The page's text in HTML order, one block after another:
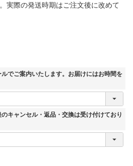
実際の発送時期はご注文後に改めて
でご案内いたします。お届けにはお時間を
キャンセル・返品・交換は受け付けており